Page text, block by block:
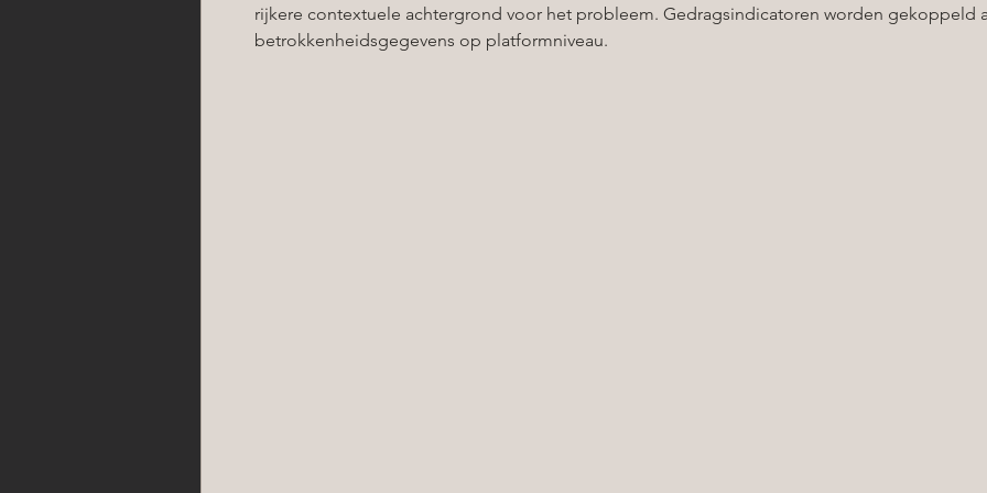
rijkere contextuele achtergrond voor het probleem. Gedragsindicatoren worden gekoppeld
betrokkenheidsgegevens op platformniveau.